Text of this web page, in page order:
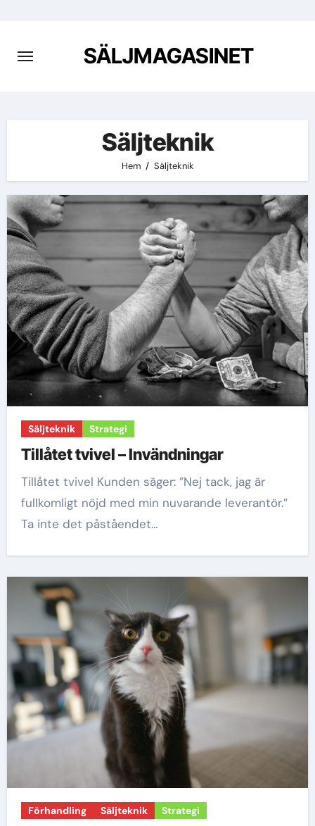
innehåll
SÄLJMAGASINET
Säljteknik
Hem Säljteknik
Säljteknik Strategi
Tillåtet tvivel – Invändningar
Tillåtet tvivel Kunden säger: ”Nej tack, jag är
fullkomligt nöjd med min nuvarande leverantör.”
Ta inte det påståendet…
Förhandling Säljteknik Strategi